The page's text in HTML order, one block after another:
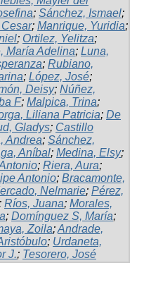
; Sánchez, Ismael;
; Manrique, Yuridia;
; Ortilez, Yelitza;
María Adelina; Luna,
; Rubiano,
; López, José;
Deisy; Núñez,
F; Malpica, Trina;
Liliana Patricia; De
Gladys; Castillo
Andrea; Sánchez,
Aníbal; Medina, Elsy;
; Riera, Aura;
Antonio; Bracamonte,
Nelmarie; Pérez,
; Ríos, Juana; Morales,
; Domínguez S, María;
Zoila;Andrade,
; Urdaneta,
J.; Tesorero, José